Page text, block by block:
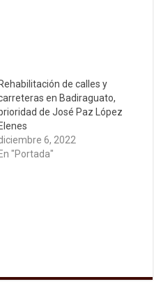
Rehabilitación de calles y
en Badiraguato,
de José Paz López
Elenes
6, 2022
En "Portada"